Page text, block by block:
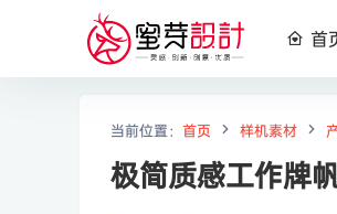
首
当前位置： 首页 样机素材
极简质感工作牌